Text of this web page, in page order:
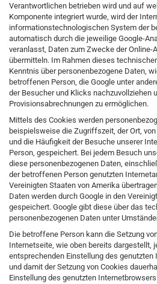
Verantwortlichen betrieben wird und auf
Komponente integriert wurde, wird der
informationstechnologischen System der
automatisch durch die jeweilige Google-
veranlasst, Daten zum Zwecke der Online-
übermitteln. Im Rahmen dieses
Kenntnis über personenbezogene Daten,
betroffenen Person, die Google unter
der Besucher und Klicks nachzuvollziehen
Provisionsabrechnungen zu ermöglichen.
Mittels des Cookies werden
beispielsweise die Zugriffszeit, der Ort,
und die Häufigkeit der Besuche unserer
Person, gespeichert. Bei jedem Besuch
diese personenbezogenen Daten,
der betroffenen Person genutzten
Vereinigten Staaten von Amerika
Daten werden durch Google in den
gespeichert. Google gibt diese über das
personenbezogenen Daten unter
Die betroffene Person kann die Setzung
Internetseite, wie oben bereits dargestellt,
entsprechenden Einstellung des
und damit der Setzung von Cookies
Einstellung des genutzten